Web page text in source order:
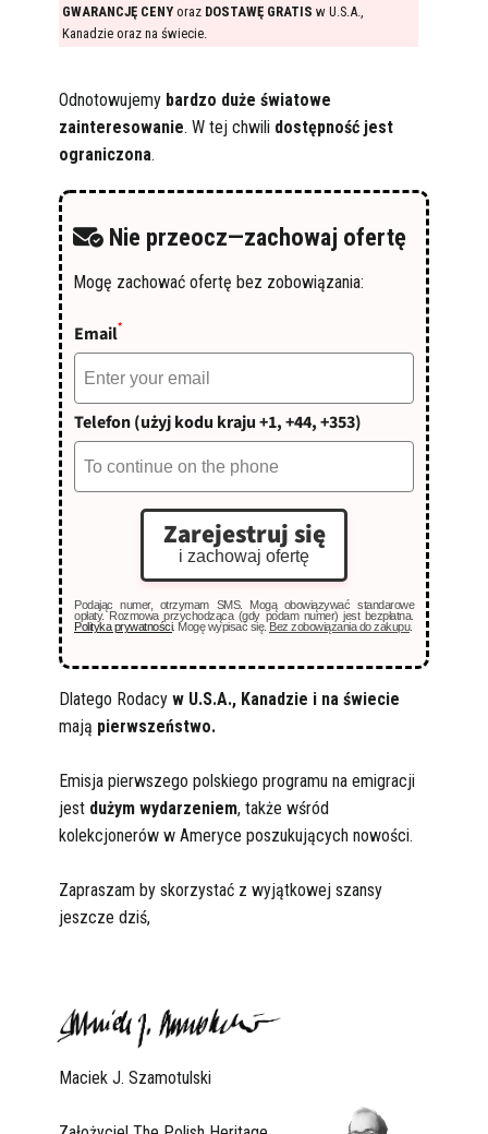
GWARANCJĘ CENYoraz DOSTAWĘ GRATIS w U.S.A.,
Kanadzie oraz na świecie.
Odnotowujemy bardzo duże światowe
zainteresowanie. W tej chwili dostępność jest
ograniczona.
Nie przeocz—zachowaj ofertę
Mogę zachować ofertę bez zobowiązania:
Email*
Telefon (użyj kodu kraju +1, +44, +353)
Zarejestruj się
i zachowaj ofertę
Podając numer, otrzymam SMS. Mogą obowiązywać standarowe
opłaty. Rozmowa przychodząca (gdy podam numer) jest bezpłatna.
Polityka prywatności. Mogę wypisać się.Bez zobowiązania do zakupu.
Dlatego Rodacy w U.S.A., Kanadzie i na świecie
mają pierwszeństwo.
Emisja pierwszego polskiego programu na emigracji
jest dużym wydarzeniem, także wśród
kolekcjonerów w Ameryce poszukujących nowości.
Zapraszam by skorzystać z wyjątkowej szansy
jeszcze dziś,
Maciek J. Szamotulski